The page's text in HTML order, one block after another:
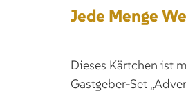
Jede Menge
Dieses Kärtchen ist
Gastgeber-Set